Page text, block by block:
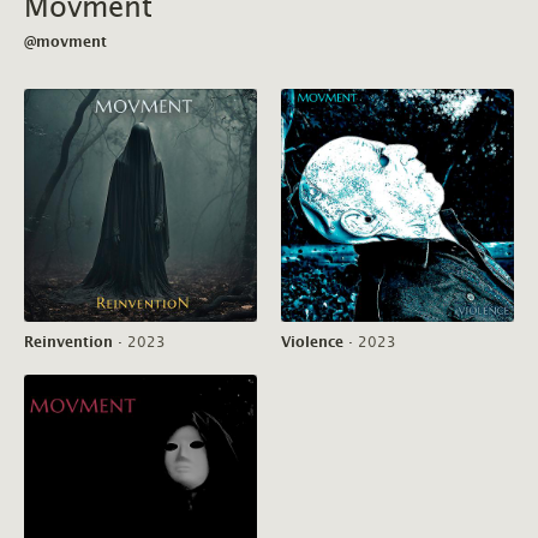
@movment
Reinvention · 2023 Violence · 2023